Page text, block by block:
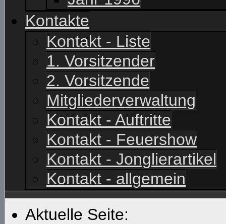
Kontakte
Kontakt - Liste
1. Vorsitzender
2. Vorsitzende
Mitgliederverwaltung
Kontakt - Auftritte
Kontakt - Feuershow
Kontakt - Jonglierartikel
Kontakt - allgemein
Aktuelle Seite: